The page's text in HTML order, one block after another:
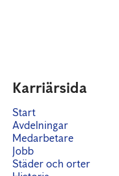
Karriärsida
Start
Avdelningar
Medarbetare
Jobb
Städer och orter